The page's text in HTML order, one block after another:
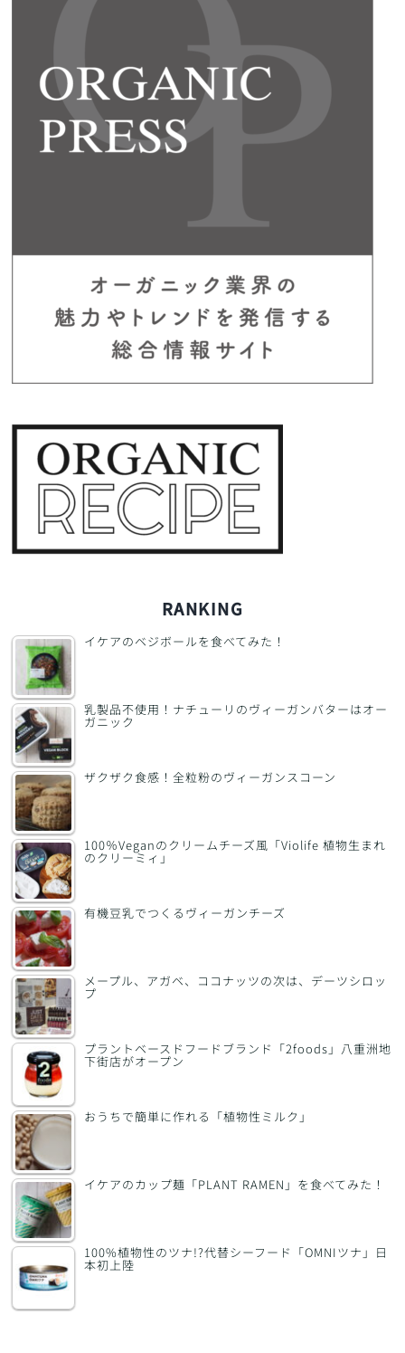
RANKING
イケアのベジボールを食べてみた！
乳製品不使用！ナチューリのヴィーガンバターはオー
ガニック
ザクザク食感！全粒粉のヴィーガンスコーン
100％Veganのクリームチーズ風「Violife 植物生まれ
のクリーミィ」
有機豆乳でつくるヴィーガンチーズ
メープル、アガベ、ココナッツの次は、デーツシロッ
プ
プラントベースドフードブランド「2foods」八重洲地
下街店がオープン
おうちで簡単に作れる「植物性ミルク」
イケアのカップ麺「PLANT RAMEN」を食べてみた！
100%植物性のツナ!?代替シーフード「OMNIツナ」日
本初上陸